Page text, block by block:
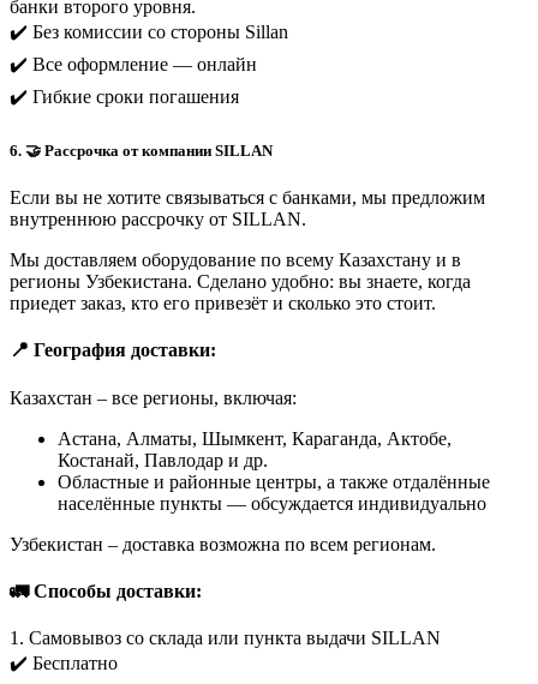
банки второго уровня.
✔️ Без комиссии со стороны Sillan
✔️ Все оформление — онлайн
✔️ Гибкие сроки погашения
6. 🤝 Рассрочка от компании SILLAN
Если вы не хотите связываться с банками, мы предложим
внутреннюю рассрочку от SILLAN.
Мы доставляем оборудование по всему Казахстану и в
регионы Узбекистана. Сделано удобно: вы знаете, когда
приедет заказ, кто его привезёт и сколько это стоит.
📍 География доставки:
Казахстан – все регионы, включая:
Астана, Алматы, Шымкент, Караганда, Актобе,
Костанай, Павлодар и др.
Областные и районные центры, а также отдалённые
населённые пункты — обсуждается индивидуально
Узбекистан – доставка возможна по всем регионам.
🚛 Способы доставки:
1. Самовывоз со склада или пункта выдачи SILLAN
✔️ Бесплатно